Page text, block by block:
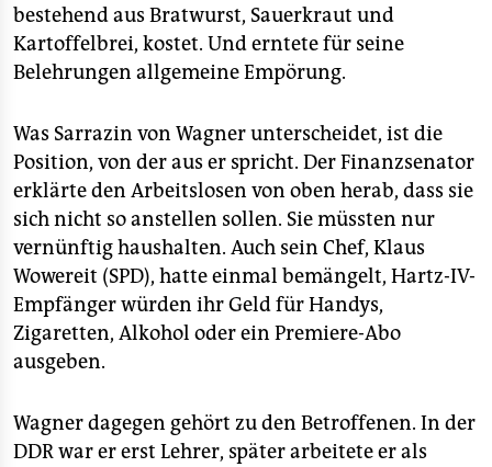
bestehend aus Bratwurst, Sauerkraut und
Kartoffelbrei, kostet. Und erntete für seine
Belehrungen allgemeine Empörung.
Was Sarrazin von Wagner unterscheidet, ist die
Position, von der aus er spricht. Der Finanzsenator
erklärte den Arbeitslosen von oben herab, dass sie
sich nicht so anstellen sollen. Sie müssten nur
vernünftig haushalten. Auch sein Chef, Klaus
Wowereit (SPD), hatte einmal bemängelt, Hartz-IV-
Empfänger würden ihr Geld für Handys,
Zigaretten, Alkohol oder ein Premiere-Abo
ausgeben.
Wagner dagegen gehört zu den Betroffenen. In der
DDR war er erst Lehrer, später arbeitete er als